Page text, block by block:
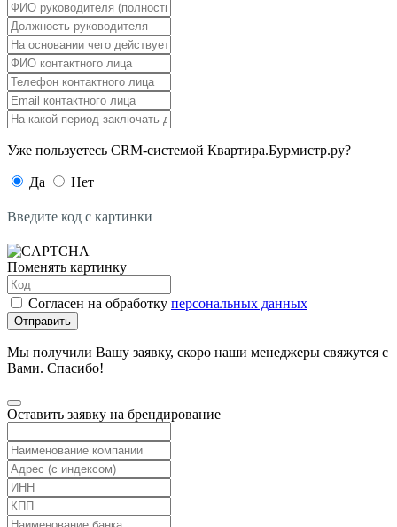
Уже пользуетесь CRM-системой Квартира.Бурмистр.ру?
Да Нет
Введите код с картинки
Поменять картинку
Согласен на обработку персональных данных
Отправить
Мы получили Вашу заявку, скоро наши менеджеры свяжутся с
Вами. Спасибо!
Оставить заявку на брендирование